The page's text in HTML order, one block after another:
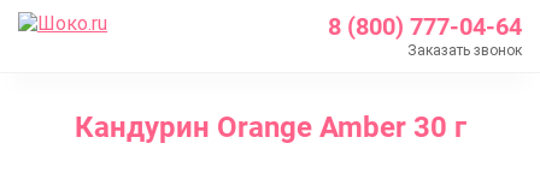
8 (800) 777-04-64
Заказать звонок
Каталог
Кандурин Orange Amber 30 г